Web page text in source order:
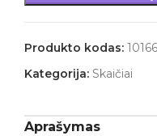
Produkto kodas: 10166
Kategorija: Skaičiai
Aprašymas